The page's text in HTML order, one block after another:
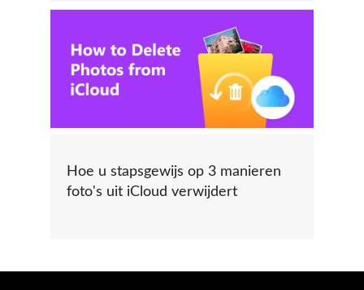
Hoe u stapsgewijs op 3 manieren
foto's uit iCloud verwijdert